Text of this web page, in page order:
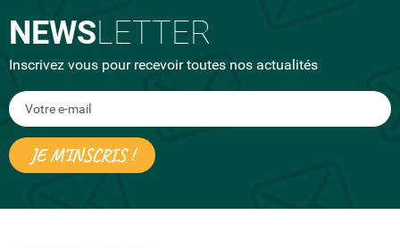
NEWSLETTER
Inscrivez vous pour recevoir toutes nos actualités